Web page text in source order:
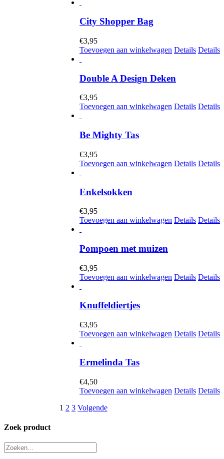
City Shopper Bag
€3,95
Toevoegen aan winkelwagen Details Details
Double A Design Deken
€3,95
Toevoegen aan winkelwagen Details Details
Be Mighty Tas
€3,95
Toevoegen aan winkelwagen Details Details
Enkelsokken
€3,95
Toevoegen aan winkelwagen Details Details
Pompoen met muizen
€3,95
Toevoegen aan winkelwagen Details Details
Knuffeldiertjes
€3,95
Toevoegen aan winkelwagen Details Details
Ermelinda Tas
€4,50
Toevoegen aan winkelwagen Details Details
1 2 3 Volgende
Zoek product